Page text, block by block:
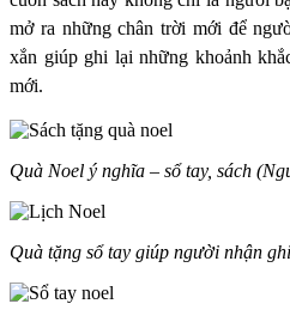
mở ra những chân trời mới để
xắn giúp ghi lại những khoảnh
mới.
Quà Noel ý nghĩa – sổ tay, sách
Quà tặng sổ tay giúp người nhận